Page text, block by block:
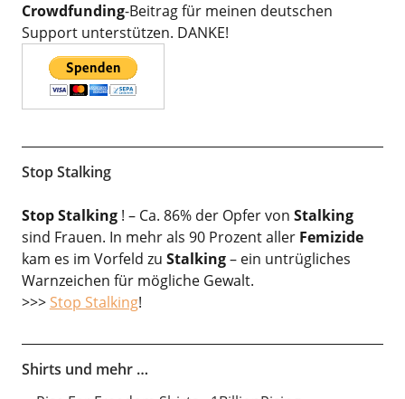
Crowdfunding-Beitrag für meinen deutschen
Support unterstützen. DANKE!
Stop Stalking
Stop Stalking! – Ca. 86% der Opfer von Stalking
sind Frauen. In mehr als 90 Prozent aller Femizide
kam es im Vorfeld zu Stalking– ein untrügliches
Warnzeichen für mögliche Gewalt.
>>> Stop Stalking!
Shirts und mehr …